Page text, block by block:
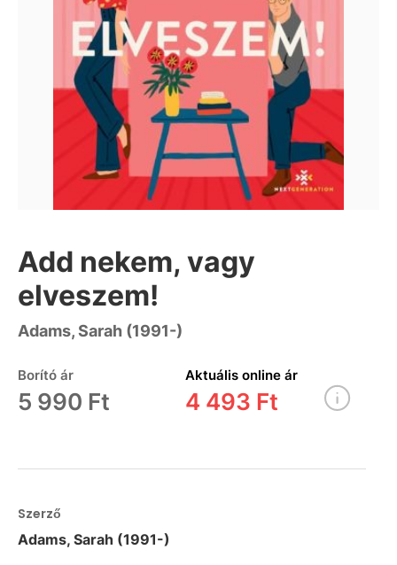
Add nekem, vagy
elveszem!
Adams, Sarah (1991-)
Borító ár
5 990 Ft
Aktuális online ár
4 493 Ft
Szerző
Adams, Sarah (1991-)